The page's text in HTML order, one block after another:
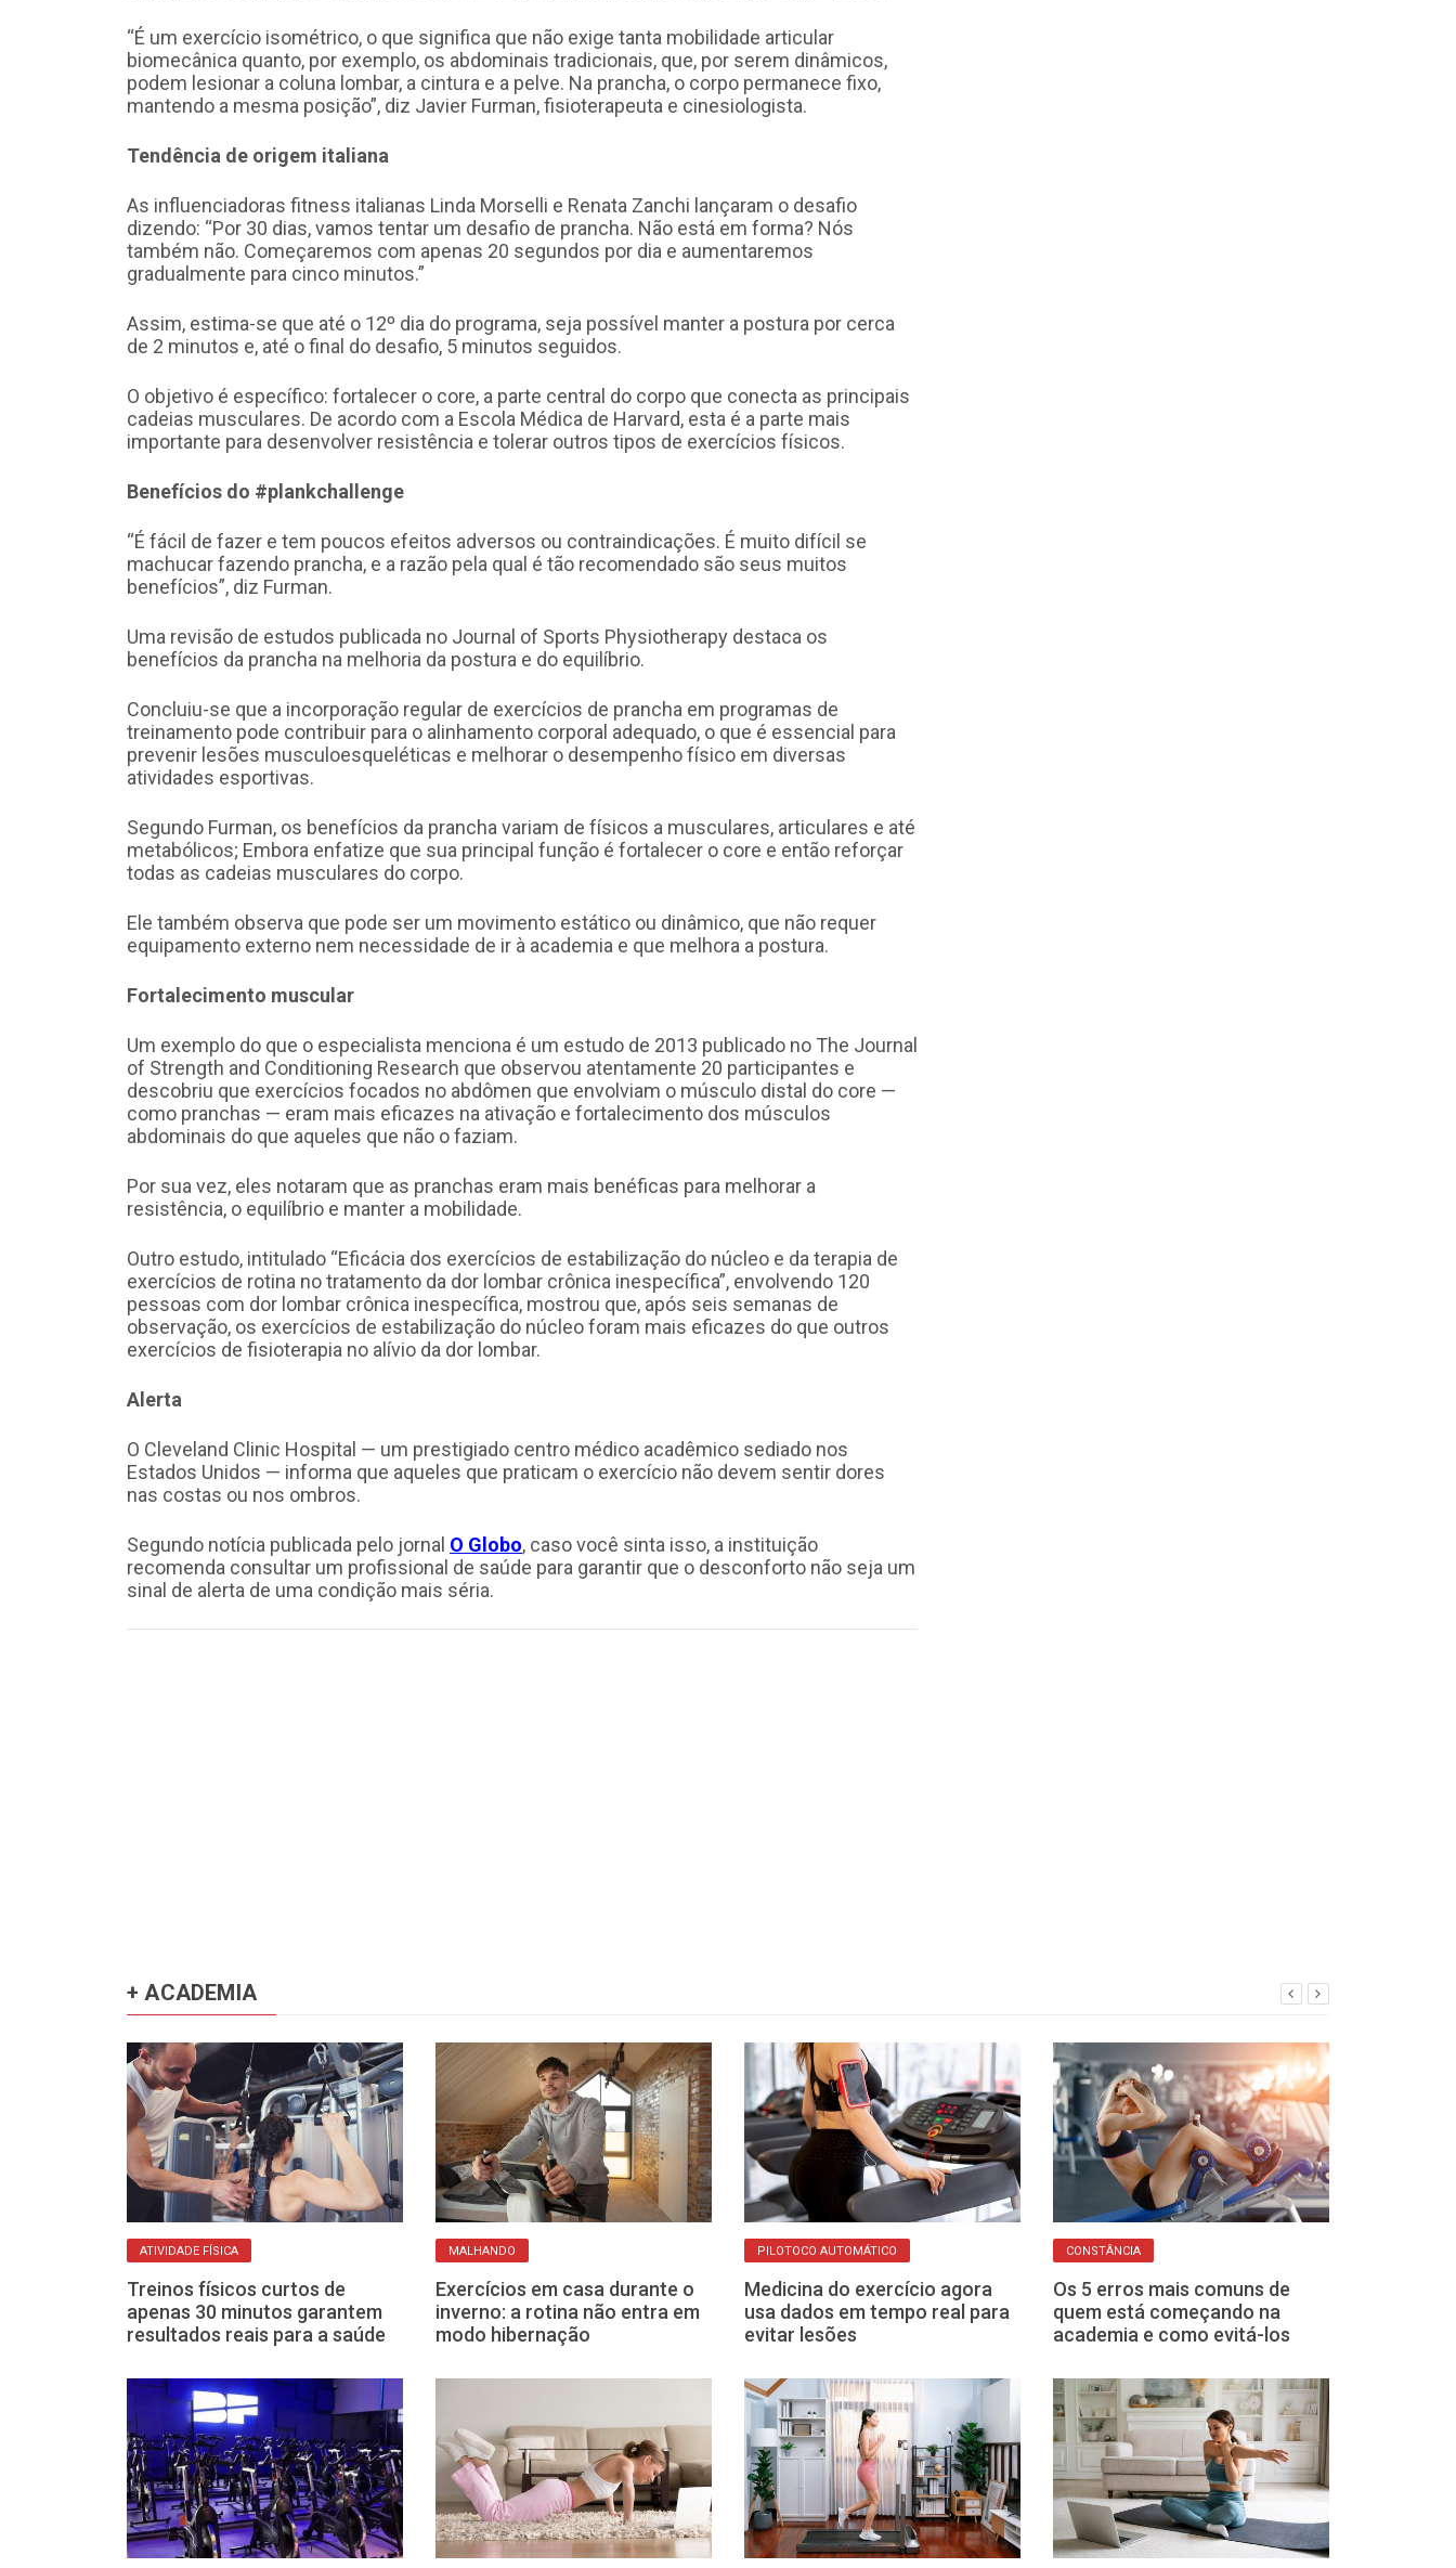
“É um exercício isométrico, o que significa que não exige tanta mobilidade articular
biomecânica quanto, por exemplo, os abdominais tradicionais, que, por serem dinâmicos,
podem lesionar a coluna lombar, a cintura e a pelve. Na prancha, o corpo permanece fixo,
mantendo a mesma posição”, diz Javier Furman, fisioterapeuta e cinesiologista.
Tendência de origem italiana
As influenciadoras fitness italianas Linda Morselli e Renata Zanchi lançaram o desafio
dizendo: “Por 30 dias, vamos tentar um desafio de prancha. Não está em forma? Nós
também não. Começaremos com apenas 20 segundos por dia e aumentaremos
gradualmente para cinco minutos.”
Assim, estima-se que até o 12º dia do programa, seja possível manter a postura por cerca
de 2 minutos e, até o final do desafio, 5 minutos seguidos.
O objetivo é específico: fortalecer o core, a parte central do corpo que conecta as principais
cadeias musculares. De acordo com a Escola Médica de Harvard, esta é a parte mais
importante para desenvolver resistência e tolerar outros tipos de exercícios físicos.
Benefícios do #plankchallenge
“É fácil de fazer e tem poucos efeitos adversos ou contraindicações. É muito difícil se
machucar fazendo prancha, e a razão pela qual é tão recomendado são seus muitos
benefícios”, diz Furman.
Uma revisão de estudos publicada no Journal of Sports Physiotherapy destaca os
benefícios da prancha na melhoria da postura e do equilíbrio.
Concluiu-se que a incorporação regular de exercícios de prancha em programas de
treinamento pode contribuir para o alinhamento corporal adequado, o que é essencial para
prevenir lesões musculoesqueléticas e melhorar o desempenho físico em diversas
atividades esportivas.
Segundo Furman, os benefícios da prancha variam de físicos a musculares, articulares e até
metabólicos; Embora enfatize que sua principal função é fortalecer o core e então reforçar
todas as cadeias musculares do corpo.
Ele também observa que pode ser um movimento estático ou dinâmico, que não requer
equipamento externo nem necessidade de ir à academia e que melhora a postura.
Fortalecimento muscular
Um exemplo do que o especialista menciona é um estudo de 2013 publicado no The Journal
of Strength and Conditioning Research que observou atentamente 20 participantes e
descobriu que exercícios focados no abdômen que envolviam o músculo distal do core —
como pranchas — eram mais eficazes na ativação e fortalecimento dos músculos
abdominais do que aqueles que não o faziam.
Por sua vez, eles notaram que as pranchas eram mais benéficas para melhorar a
resistência, o equilíbrio e manter a mobilidade.
Outro estudo, intitulado “Eficácia dos exercícios de estabilização do núcleo e da terapia de
exercícios de rotina no tratamento da dor lombar crônica inespecífica”, envolvendo 120
pessoas com dor lombar crônica inespecífica, mostrou que, após seis semanas de
observação, os exercícios de estabilização do núcleo foram mais eficazes do que outros
exercícios de fisioterapia no alívio da dor lombar.
Alerta
O Cleveland Clinic Hospital — um prestigiado centro médico acadêmico sediado nos
Estados Unidos — informa que aqueles que praticam o exercício não devem sentir dores
nas costas ou nos ombros.
Segundo notícia publicada pelo jornal O Globo, caso você sinta isso, a instituição
recomenda consultar um profissional de saúde para garantir que o desconforto não seja um
sinal de alerta de uma condição mais séria.
+ ACADEMIA
ATIVIDADE FÍSICA
Treinos físicos curtos de
apenas 30 minutos garantem
resultados reais para a saúde
MALHANDO
Exercícios em casa durante o
inverno: a rotina não entra em
modo hibernação
PILOTOCO AUTOMÁTICO
Medicina do exercício agora
usa dados em tempo real para
evitar lesões
CONSTÂNCIA
Os 5 erros mais comuns de
quem está começando na
academia e como evitá-los